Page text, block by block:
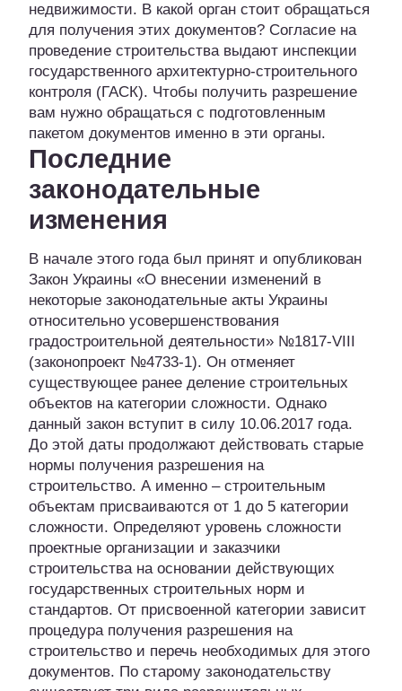
недвижимости. В какой орган стоит обращаться
для получения этих документов? Согласие на
проведение строительства выдают инспекции
государственного архитектурно-строительного
контроля (ГАСК). Чтобы получить разрешение
вам нужно обращаться с подготовленным
пакетом документов именно в эти органы.
Последние
законодательные
изменения
В начале этого года был принят и опубликован
Закон Украины «О внесении изменений в
некоторые законодательные акты Украины
относительно усовершенствования
градостроительной деятельности» №1817-VIII
(законопроект №4733-1). Он отменяет
существующее ранее деление строительных
объектов на категории сложности. Однако
данный закон вступит в силу 10.06.2017 года.
До этой даты продолжают действовать старые
нормы получения разрешения на
строительство. А именно – строительным
объектам присваиваются от 1 до 5 категории
сложности. Определяют уровень сложности
проектные организации и заказчики
строительства на основании действующих
государственных строительных норм и
стандартов. От присвоенной категории зависит
процедура получения разрешения на
строительство и перечь необходимых для этого
документов. По старому законодательству